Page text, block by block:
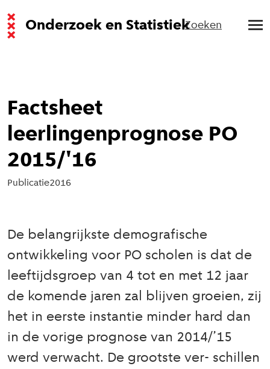
Onderzoek en StatistiekZoeken
Factsheet
leerlingenprognose PO
2015/'16
Publicatie2016
De belangrijkste demografische
ontwikkeling voor PO scholen is dat de
leeftijdsgroep van 4 tot en met 12 jaar
de komende jaren zal blijven groeien, zij
het in eerste instantie minder hard dan
in de vorige prognose van 2014/’15
werd verwacht. De grootste ver- schillen